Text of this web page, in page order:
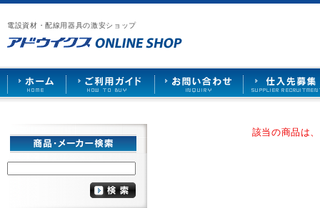
電設資材・配線用器具の激安ショップ
漏
電
ブ
レ
ー
カ
ー
や
照
ケ
ッ
ト
な
ア
ウ
イ
ス
HOME
ご
用
ガ
ド
お
い
合
せ
仕
先
募
該当の商品は